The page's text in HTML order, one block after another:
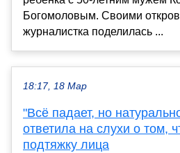
Богомоловым. Своими
журналистка поделилась ...
18:17, 18 Мар
"Всё падает, но
ответила на слухи о том,
подтяжку лица